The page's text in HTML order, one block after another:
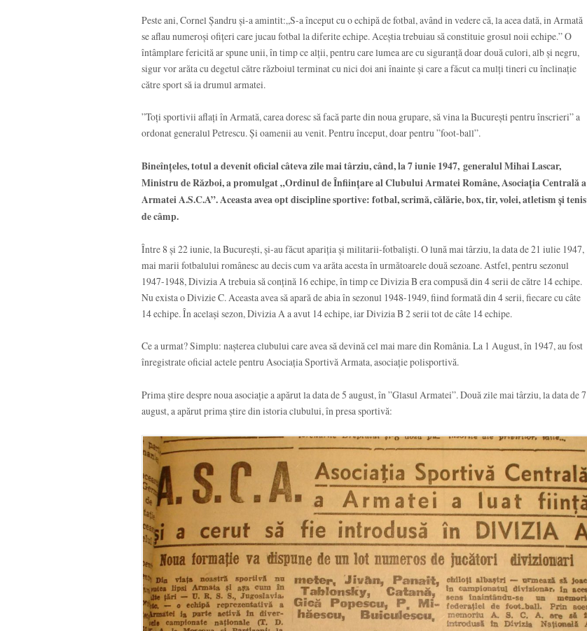
Peste ani, Cornel Șandru și-a amintit:„S-a început cu o echipă de fotbal, având in vedere că, la acea dată, in Armată
se aflau numeroși ofițeri care jucau fotbal la diferite echipe. Aceștia trebuiau să constituie grosul noii echipe.” O
întâmplare fericită ar spune unii, în timp ce alții, pentru care lumea are cu siguranță doar două culori, alb și negru,
sigur vor arăta cu degetul către războiul terminat cu nici doi ani înainte și care a făcut ca mulți tineri cu înclinație
către sport să ia drumul armatei.
”Toți sportivii aflați în Armată, carea doresc să facă parte din noua grupare, să vina la București pentru înscrieri” a
ordonat generalul Petrescu. Și oamenii au venit. Pentru început, doar pentru ”foot-ball”.
Bineînțeles, totul a devenit oficial câteva zile mai târziu, când, la 7 iunie 1947, generalul Mihai Lascar,
Ministru de Război, a promulgat „Ordinul de Înființare al Clubului Armatei Române, Asociația Centrală a
Armatei A.S.C.A”. Aceasta avea opt discipline sportive: fotbal, scrimă, călărie, box, tir, volei, atletism și tenis
de câmp.
Între 8 și 22 iunie, la București, și-au făcut apariția și militarii-fotbaliști. O lună mai târziu, la data de 21 iulie 1947,
mai marii fotbalului românesc au decis cum va arăta acesta în următoarele două sezoane. Astfel, pentru sezonul
1947-1948, Divizia A trebuia să conțină 16 echipe, în timp ce Divizia B era compusă din 4 serii de către 14 echipe.
Nu exista o Divizie C. Aceasta avea să apară de abia în sezonul 1948-1949, fiind formată din 4 serii, fiecare cu câte
14 echipe. În același sezon, Divizia A a avut 14 echipe, iar Divizia B 2 serii tot de câte 14 echipe.
Ce a urmat? Simplu: nașterea clubului care avea să devină cel mai mare din România. La 1 August, în 1947, au fost
înregistrate oficial actele pentru Asociația Sportivă Armata, asociație polisportivă.
Prima știre despre noua asociație a apărut la data de 5 august, în ”Glasul Armatei”. Două zile mai târziu, la data de 7
august, a apărut prima știre din istoria clubului, în presa sportivă: